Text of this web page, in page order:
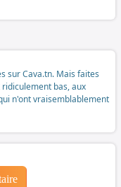
sur Cava.tn. Mais faites
bas, aux
n'ont vraisemblablement